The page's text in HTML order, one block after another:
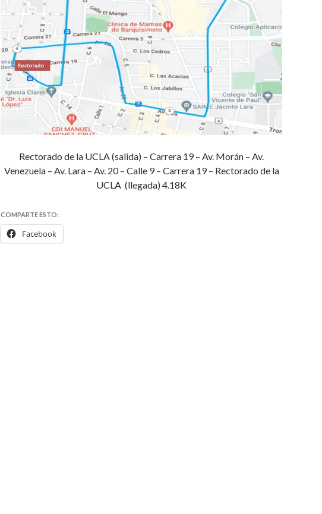
Rectorado de la UCLA (salida) – Carrera 19 – Av. Morán – Av.
Venezuela – Av. Lara – Av. 20 – Calle 9 – Carrera 19 – Rectorado de la
UCLA (llegada) 4.18K
COMPARTE ESTO:
Facebook